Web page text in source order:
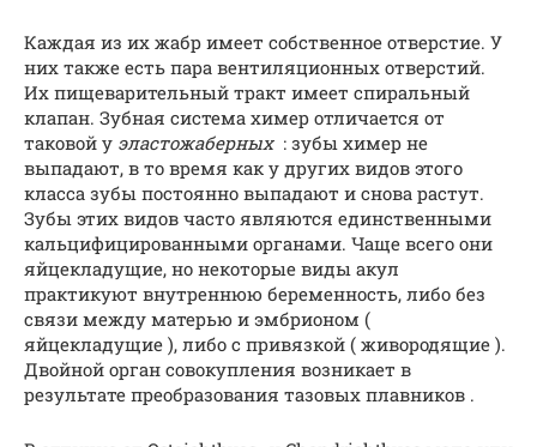
Каждая из их жабр имеет собственное отверстие. У
них также есть пара вентиляционных отверстий.
Их пищеварительный тракт имеет спиральный
клапан. Зубная система химер отличается от
таковой у эластожаберных: зубы химер не
выпадают, в то время как у других видов этого
класса зубы постоянно выпадают и снова растут.
Зубы этих видов часто являются единственными
кальцифицированными органами. Чаще всего они
яйцекладущие, но некоторые виды акул
практикуют внутреннюю беременность, либо без
связи между матерью и эмбрионом (
яйцекладущие ), либо с привязкой ( живородящие ).
Двойной орган совокупления возникает в
результате преобразования тазовых плавников .